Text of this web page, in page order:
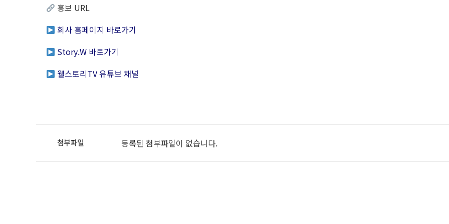
홍보 URL
회사 홈페이지 바로가기
Story.W 바로가기
웰스토리TV 유튜브 채널
등록된 첨부파일이 없습니다.